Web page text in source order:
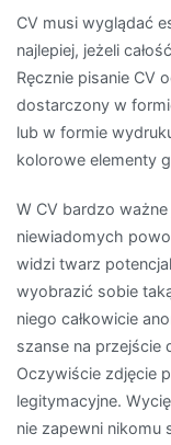
CV musi wyglądać
najlepiej, jeżeli
Ręcznie pisanie CV
dostarczony w
lub w formie
kolorowe elementy
W CV bardzo
niewiadomych
widzi twarz
wyobrazić sobie
niego całkowicie
szanse na przejście
Oczywiście zdjęcie
legitymacyjne.
nie zapewni nikomu